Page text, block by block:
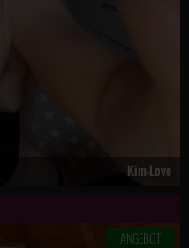
Kim-Love
ANGEBOT